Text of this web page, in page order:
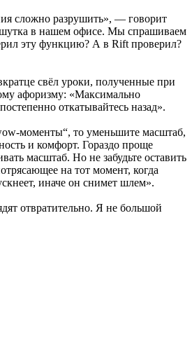
сложно разрушить», — говорит
в нашем офисе. Мы спрашиваем
эту функцию? А в Rift проверил?
свёл уроки, полученные при
афоризму: «Максимально
откатывайтесь назад».
моменты“, то уменьшите масштаб,
и комфорт. Гораздо проще
масштаб. Но не забудьте оставить
на тот момент, когда
иначе он снимет шлем».
отвратительно. Я не большой